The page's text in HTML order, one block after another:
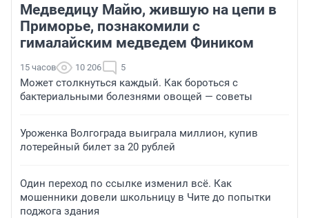
Медведицу Майю, жившую на цепи в
Приморье, познакомили с
гималайским медведем Фиником
15 часов 10 206 5
Может столкнуться каждый. Как бороться с
бактериальными болезнями овощей — советы
Уроженка Волгограда выиграла миллион, купив
лотерейный билет за 20 рублей
Один переход по ссылке изменил всё. Как
мошенники довели школьницу в Чите до попытки
поджога здания